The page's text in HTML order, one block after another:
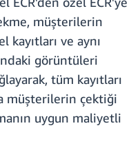
müşterilerin
kayıtları ve aynı
görüntüleri
tüm kayıtları
müşterilerin çektiği
uygun maliyetli